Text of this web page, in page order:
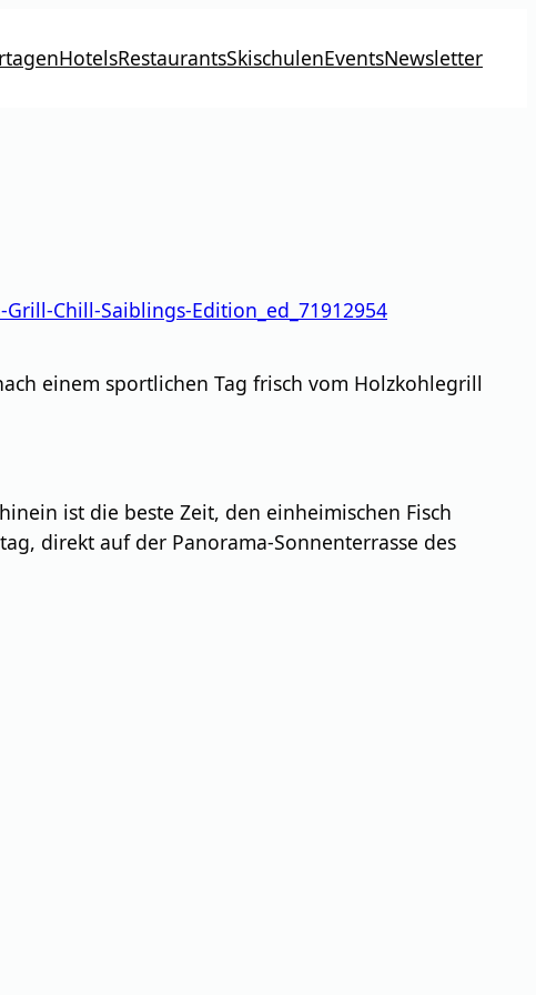
HotelsRestaurantsSkischulenEventsNewsletter
Chill-Saiblings-Edition_ed_71912954
einem sportlichen Tag frisch vom Holzkohlegrill
ist die beste Zeit, den einheimischen Fisch
direkt auf der Panorama-Sonnenterrasse des